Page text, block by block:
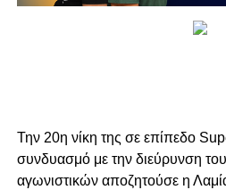
Την 20η νίκη της σε επίπεδο
συνδυασμό με την διεύρυνση
αγωνιστικών αποζητούσε η